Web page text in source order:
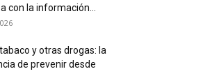
con la información...
y otras drogas: la
de prevenir desde